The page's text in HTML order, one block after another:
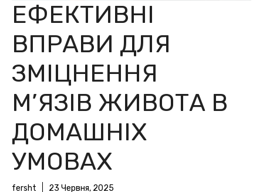
ЕФЕКТИВНІ
ВПРАВИ ДЛЯ
ЗМІЦНЕННЯ
М’ЯЗІВ ЖИВОТА В
ДОМАШНІХ
УМОВАХ
fersht 23 Червня, 2025